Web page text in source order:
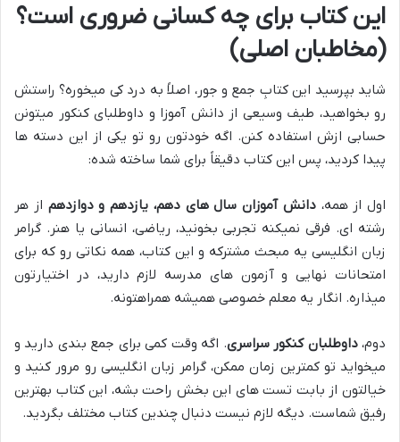
این کتاب برای چه کسانی ضروری است؟
(مخاطبان اصلی)
شاید بپرسید این کتابِ جمع و جور، اصلاً به درد کی میخوره؟ راستش
رو بخواهید، طیف وسیعی از دانش آموزا و داوطلبای کنکور میتونن
حسابی ازش استفاده کنن. اگه خودتون رو تو یکی از این دسته ها
پیدا کردید، پس این کتاب دقیقاً برای شما ساخته شده:
اول از همه،دانش آموزان سال های دهم، یازدهم و دوازدهم از هر
رشته ای. فرقی نمیکنه تجربی بخونید، ریاضی، انسانی یا هنر. گرامر
زبان انگلیسی یه مبحث مشترکه و این کتاب، همه نکاتی رو که برای
امتحانات نهایی و آزمون های مدرسه لازم دارید، در اختیارتون
میذاره. انگار یه معلم خصوصی همیشه همراهتونه.
دوم،داوطلبان کنکور سراسری. اگه وقت کمی برای جمع بندی دارید و
میخواید تو کمترین زمان ممکن، گرامر زبان انگلیسی رو مرور کنید و
خیالتون از بابت تست های این بخش راحت بشه، این کتاب بهترین
رفیق شماست. دیگه لازم نیست دنبال چندین کتاب مختلف بگردید.